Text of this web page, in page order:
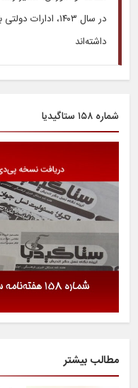
داشته‌اند
شماره ۱۵۸ ستاگیدیا
مطالب بیشتر